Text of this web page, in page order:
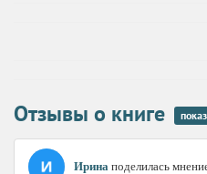
Отзывы о книге
Ирина поделилась